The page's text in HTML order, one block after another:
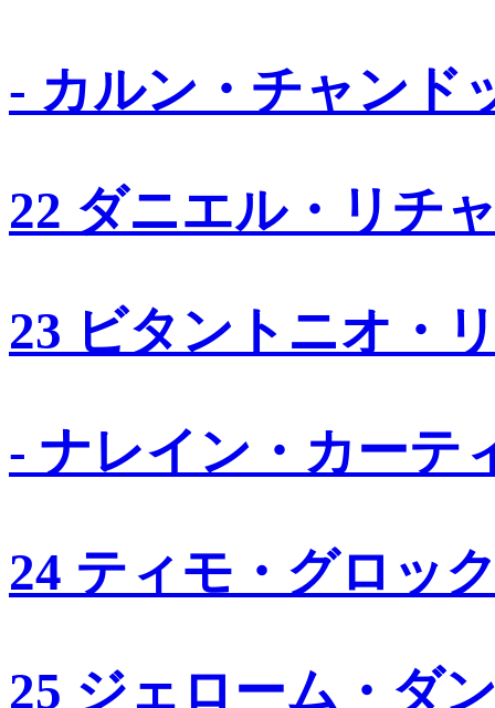
- カルン・チャンド
22 ダニエル・リチ
23 ビタントニオ・
- ナレイン・カーテ
24 ティモ・グロッ
25 ジェローム・ダ